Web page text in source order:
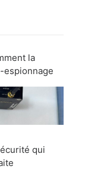
la
qui